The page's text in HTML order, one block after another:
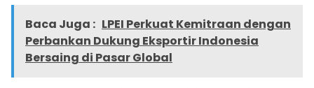
Baca Juga : LPEI Perkuat Kemitraan dengan
Perbankan Dukung Eksportir Indonesia
Bersaing di Pasar Global